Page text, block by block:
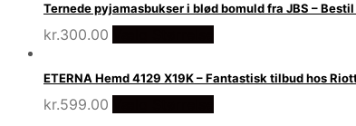
Ternede pyjamasbukser i blød bomuld fra JBS –
kr.300.00
ETERNA Hemd 4129 X19K – Fantastisk tilbud hos
kr.599.00